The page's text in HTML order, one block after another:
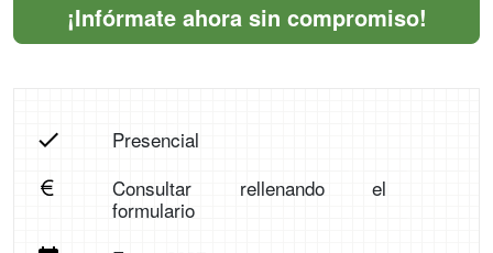
¡Infórmate ahora sin compromiso!
Presencial
Consultar rellenando el
formulario